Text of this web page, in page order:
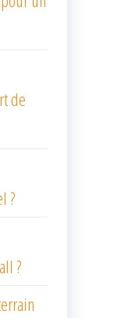
de
?
?